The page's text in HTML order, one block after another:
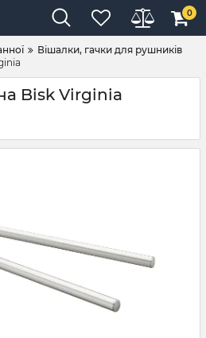
0
Вішалки, гачки для рушників
Bisk Virginia